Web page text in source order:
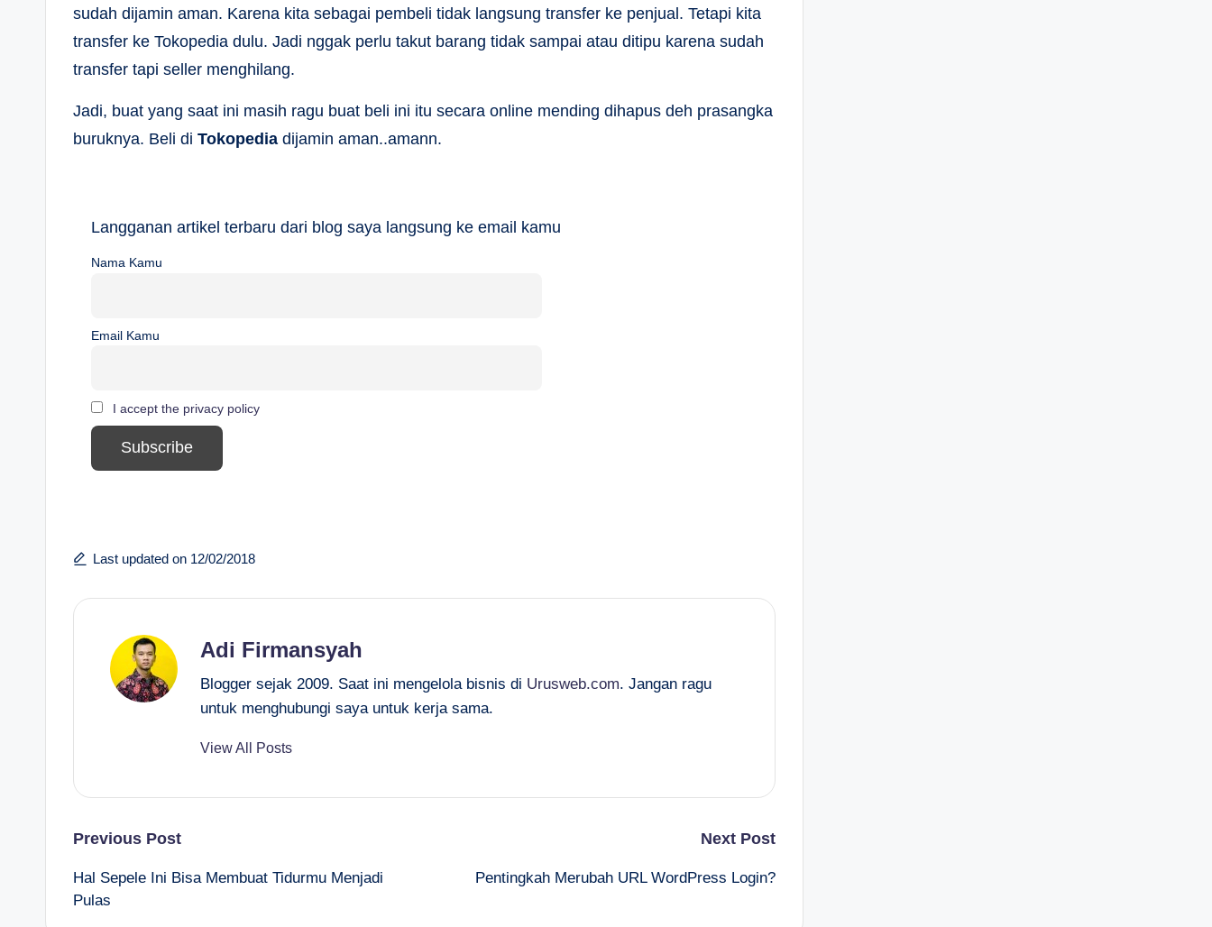
sudah dijamin aman. Karena kita sebagai pembeli tidak langsung transfer ke penjual. Tetapi kita
transfer ke Tokopedia dulu. Jadi nggak perlu takut barang tidak sampai atau ditipu karena sudah
transfer tapi seller menghilang.
Jadi, buat yang saat ini masih ragu buat beli ini itu secara online mending dihapus deh prasangka
buruknya. Beli di Tokopedia dijamin aman..amann.
Langganan artikel terbaru dari blog saya langsung ke email kamu
Nama Kamu
Email Kamu
I accept the privacy policy
Last updated on 12/02/2018
Adi Firmansyah
Blogger sejak 2009. Saat ini mengelola bisnis di Urusweb.com. Jangan ragu
untuk menghubungi saya untuk kerja sama.
View All Posts
Post
navigation
Previous Post
Hal Sepele Ini Bisa Membuat Tidurmu Menjadi
Pulas
Next Post
Pentingkah Merubah URL WordPress Login?